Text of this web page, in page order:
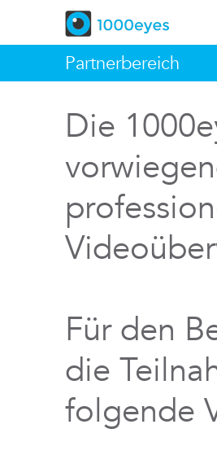
Partnerbereich
Die
Für den
die
folgende